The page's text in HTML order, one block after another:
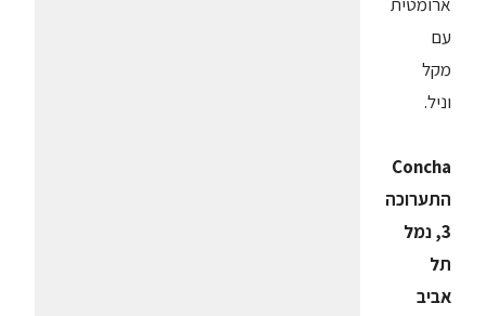
עם
מקל
וניל.
Concha
התערוכה
3, נמל
תל
אביב